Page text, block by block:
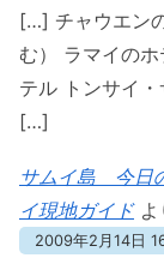
[…] チャウエン
む） ラマイの
テル トンサイ
[…]
サムイ島 今日
イ現地ガイド よ
2009年2月14日